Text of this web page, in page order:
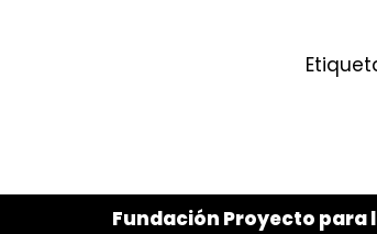
Fundación Proyecto para